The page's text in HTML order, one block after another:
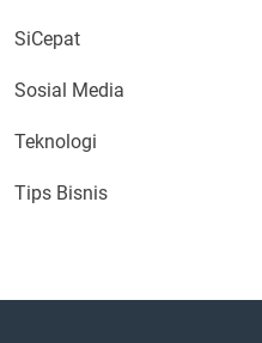
SiCepat
Sosial Media
Teknologi
Tips Bisnis